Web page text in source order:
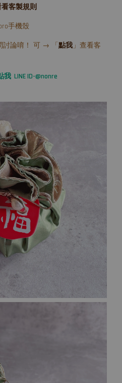
客製規則
手機殼
討論唷！ 可 → 「 點我」查看客
我 LINE ID-@nonre